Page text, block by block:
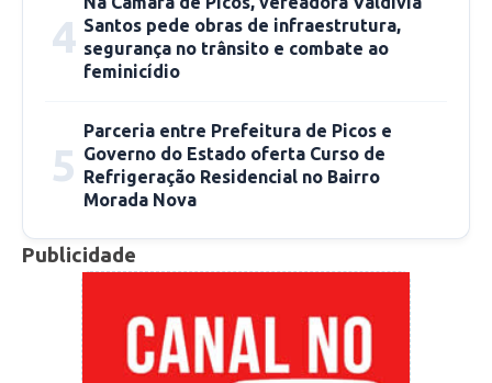
4 Santos pede obras de infraestrutura,
segurança no trânsito e combate ao
feminicídio
5
Parceria entre Prefeitura de Picos e
Governo do Estado oferta Curso de
Refrigeração Residencial no Bairro
Morada Nova
Publicidade